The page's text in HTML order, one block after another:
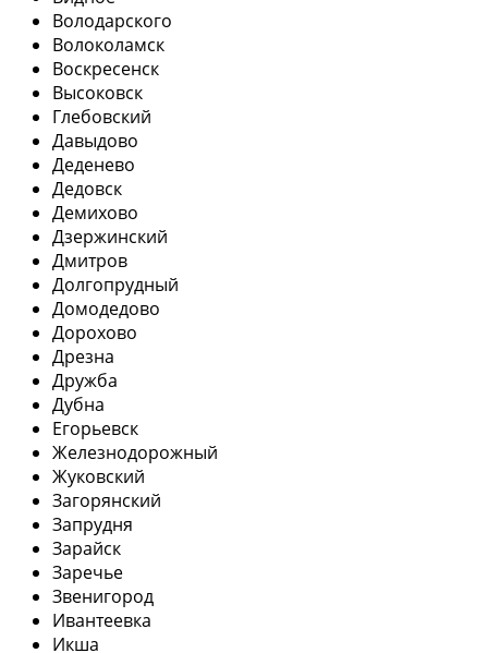
Володарского
Волоколамск
Воскресенск
Высоковск
Глебовский
Давыдово
Деденево
Дедовск
Демихово
Дзержинский
Дмитров
Долгопрудный
Домодедово
Дорохово
Дрезна
Дружба
Дубна
Егорьевск
Железнодорожный
Жуковский
Загорянский
Запрудня
Зарайск
Заречье
Звенигород
Ивантеевка
Икша